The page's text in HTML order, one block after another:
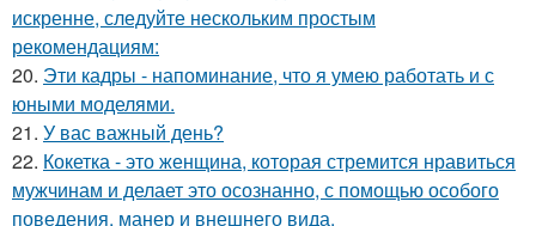
искренне, следуйте нескольким простым
рекомендациям:
20. Эти кадры - напоминание, что я умею работать и с
юными моделями.
21. У вас важный день?
22. Кокетка - это женщина, которая стремится нравиться
мужчинам и делает это осознанно, с помощью особого
поведения, манер и внешнего вида.